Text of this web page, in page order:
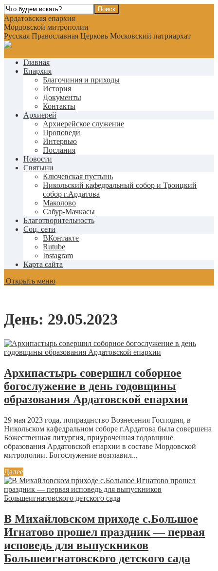
Ардатовская епархия
Мордовской митрополии
Русская Православная Церковь Московский патриархат
Главная
Епархия
Благочиния и приходы
История
Документы
Контакты
Архиерей
Архиерейское служение
Проповеди
Интервью
Послания
Новости
Святыни
Ключевская пустынь
Никольский кафедральный собор и Троицкий
собор г.Ардатова
Маколово
Сабур-Мачкасы
Благотворительность
Соц. сети
ВКонтакте
Rutube
Instagram
Карта сайта
Открыть меню
День: 29.05.2023
Архипастырь совершил соборное
богослужение в день годовщины
образования Ардатовской епархии
29 мая 2023 года, попразднство Вознесения Господня, в
Никольском кафедральном соборе г.Ардатова была совершена
Божественная литургия, приуроченная годовщине
образования Ардатовской епархии в составе Мордовской
митрополии. Богослужение возглавил...
Далее
В Михайловском приходе с.Большое
Игнатово прошел праздник — первая
исповедь для выпускников
Большеигнатовского детского сада